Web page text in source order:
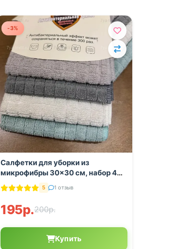
-3%
Салфетки для уборки из
микрофибры 30×30 см, набор 4
шт.
5 1 отзыв
195р.200р.
Купить